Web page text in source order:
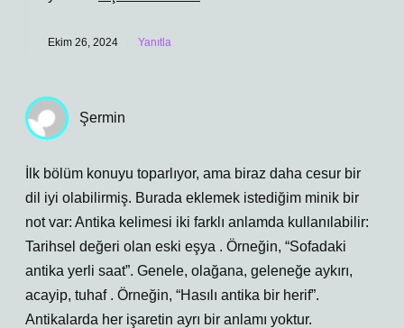
Ekim 26, 2024 Yanıtla
Şermin
İlk bölüm konuyu toparlıyor, ama biraz daha cesur bir
dil iyi olabilirmiş. Burada eklemek istediğim minik bir
not var: Antika kelimesi iki farklı anlamda kullanılabilir:
Tarihsel değeri olan eski eşya . Örneğin, “Sofadaki
antika yerli saat”. Genele, olağana, geleneğe aykırı,
acayip, tuhaf . Örneğin, “Hasılı antika bir herif”.
Antikalarda her işaretin ayrı bir anlamı yoktur.